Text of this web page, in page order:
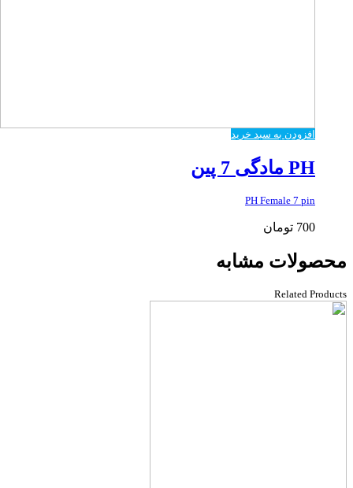
افزودن به سبد خرید
PH مادگی 7 پین
PH Female 7 pin
700 تومان
محصولات مشابه
Related Products